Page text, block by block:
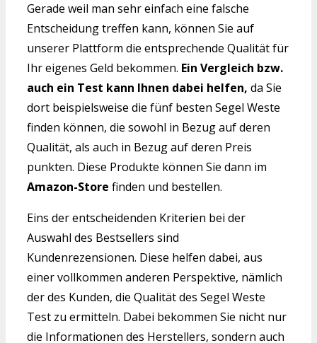
Gerade weil man sehr einfach eine falsche
Entscheidung treffen kann, können Sie auf
unserer Plattform die entsprechende Qualität für
Ihr eigenes Geld bekommen. Ein Vergleich bzw.
auch ein Test kann Ihnen dabei helfen, da Sie
dort beispielsweise die fünf besten Segel Weste
finden können, die sowohl in Bezug auf deren
Qualität, als auch in Bezug auf deren Preis
punkten. Diese Produkte können Sie dann im
Amazon-Store finden und bestellen.
Eins der entscheidenden Kriterien bei der
Auswahl des Bestsellers sind
Kundenrezensionen. Diese helfen dabei, aus
einer vollkommen anderen Perspektive, nämlich
der des Kunden, die Qualität des Segel Weste
Test zu ermitteln. Dabei bekommen Sie nicht nur
die Informationen des Herstellers, sondern auch